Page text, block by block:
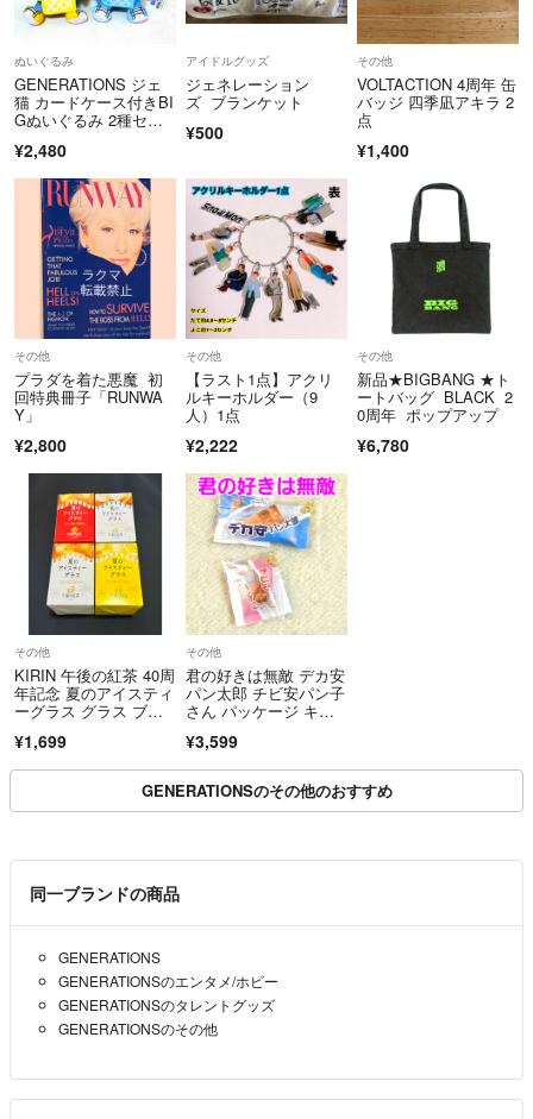
ぬいぐるみ
GENERATIONS ジェ
猫 カードケース付きBI
Gぬいぐるみ 2種セッ
¥2,480
アイドルグッズ
ジェネレーション
ズ ブランケット
¥500
その他
VOLTACTION 4周年 缶
バッジ 四季凪アキラ 2
点
¥1,400
その他
プラダを着た悪魔 初
回特典冊子「RUNWA
Y」
¥2,800
その他
【ラスト1点】アクリ
ルキーホルダー（9
人）1点
¥2,222
その他
新品★BIGBANG ★ト
ートバッグ BLACK 2
0周年 ポップアップ
¥6,780
その他
KIRIN 午後の紅茶 40周
年記念 夏のアイスティ
ーグラス グラス ブル
色 赤 SnowMan 目黒蓮
¥1,699
その他
君の好きは無敵 デカ安
パン太郎 チビ安パン子
さん パッケージ キー
¥3,599
GENERATIONSのその他のおすすめ
同一ブランドの商品
GENERATIONS
GENERATIONSのエンタメ/ホビー
GENERATIONSのタレントグッズ
GENERATIONSのその他